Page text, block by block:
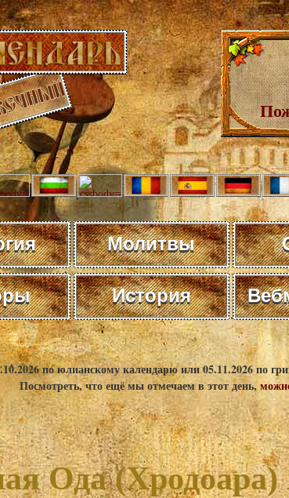
Молитвы
История
по юлианскому календарю или 05.11.2026 по
Посмотреть, что ещё мы отмечаем в этот день,
Ода